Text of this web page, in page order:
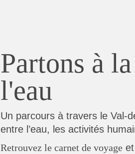
Partons à
l'eau
Un parcours à travers le Val-
entre l’eau, les activités
Retrouvez le carnet de voyageet